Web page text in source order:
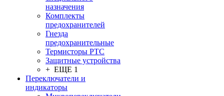
назначения
Комплекты
предохранителей
Гнезда
предохранительные
Термисторы PTC
Защитные устройства
+ ЕЩЕ 1
Переключатели и
индикаторы